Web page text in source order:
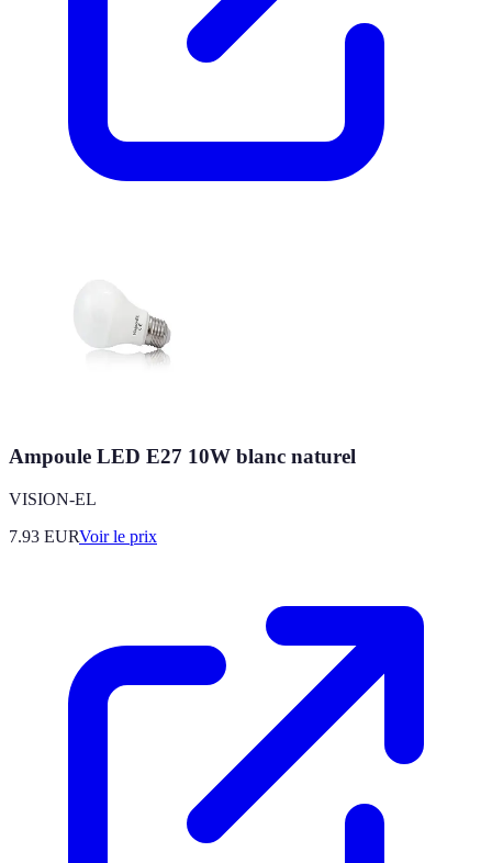
Ampoule LED E27 10W blanc naturel
VISION-EL
7.93 EURVoir le prix